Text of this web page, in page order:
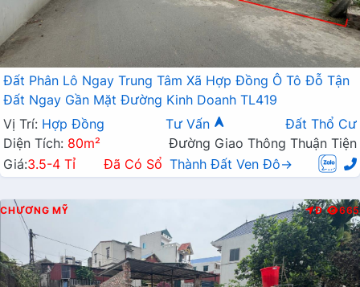
Đất Phân Lô Ngay Trung Tâm Xã Hợp Đồng Ô Tô Đỗ Tận
Đất Ngay Gần Mặt Đường Kinh Doanh TL419
Vị Trí: Hợp Đồng Tư Vấn
Đất Thổ Cư
Diện Tích: 80m²
Đường Giao Thông Thuận Tiện
Giá:3.5-4 Tỉ Đã Có Sổ Thành Đất Ven Đô→
CHƯƠNG MỸ Đ 665